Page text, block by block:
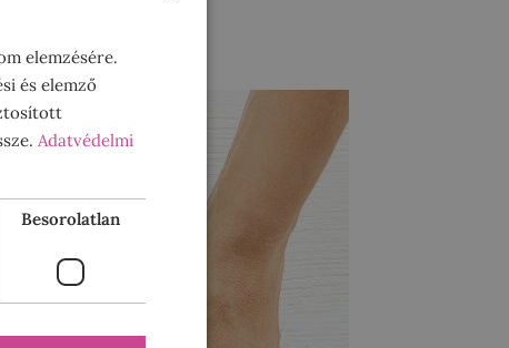
elemzésére.
és elemző
Adatvédelmi
Besorolatlan